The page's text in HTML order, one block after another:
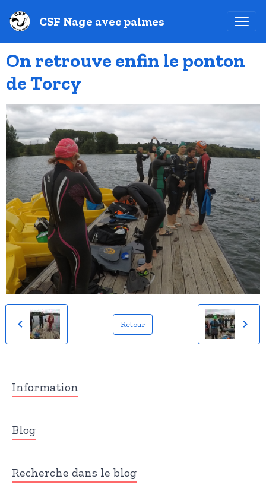
CSF Nage avec palmes
On retrouve enfin le ponton
de Torcy
Retour
Information
Blog
Recherche dans le blog